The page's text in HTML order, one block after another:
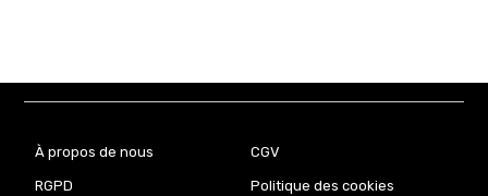
À propos de nous CGV
RGPD Politique des cookies